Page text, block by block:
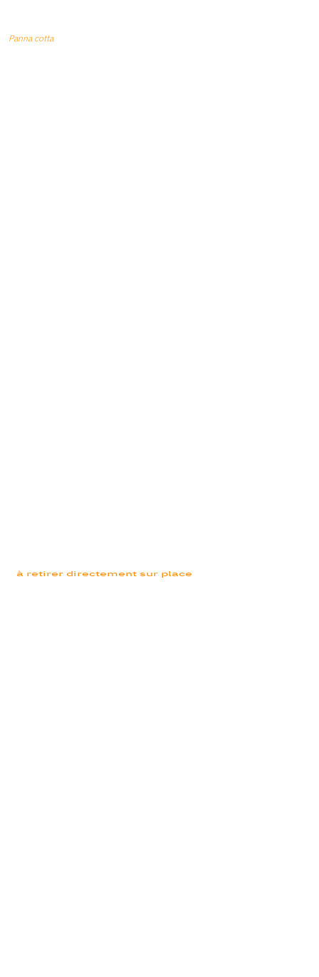
à retirer directement sur place
Panna cotta